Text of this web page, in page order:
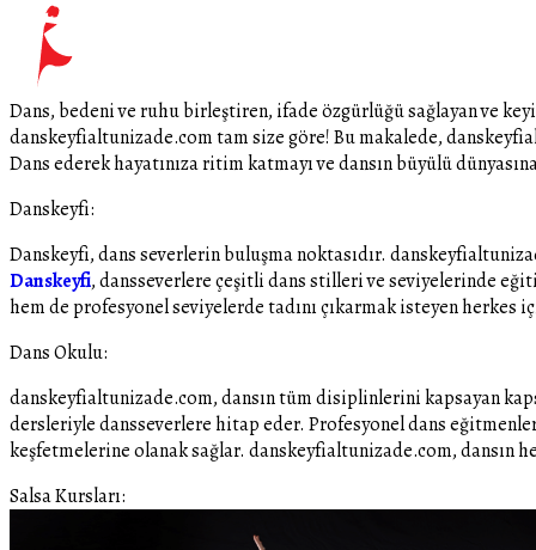
Dans, bedeni ve ruhu birleştiren, ifade özgürlüğü sağlayan ve
danskeyfialtunizade.com tam size göre! Bu makalede,
Dans ederek hayatınıza ritim katmayı ve dansın büyülü
Danskeyfi:
Danskeyfi, dans severlerin buluşma noktasıdır.
Danskeyfi, dansseverlere çeşitli dans stilleri ve seviyelerinde
hem de profesyonel seviyelerde tadını çıkarmak isteyen herkes
Dans Okulu:
danskeyfialtunizade.com, dansın tüm disiplinlerini kapsayan
dersleriyle dansseverlere hitap eder. Profesyonel dans
keşfetmelerine olanak sağlar. danskeyfialtunizade.com, dansın
Salsa Kursları: